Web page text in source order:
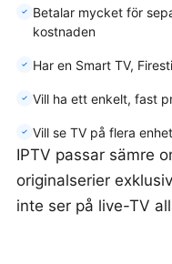
Betalar mycket för
kostnaden
Har en Smart TV,
Vill ha ett enkelt, fast
Vill se TV på flera
IPTV passar sämre
originalserier
inte ser på live-TV